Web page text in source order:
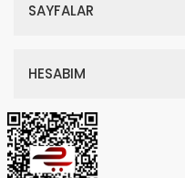
SAYFALAR
HESABIM